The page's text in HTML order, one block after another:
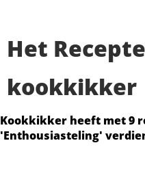
Het
kookkikker
Kookkikker heeft met 9
'Enthousiasteling'